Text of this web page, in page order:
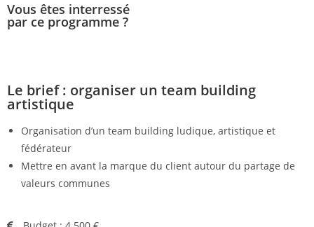
Vous êtes interressé
par ce programme ?
Le brief : organiser un team building
artistique
Organisation d’un team building ludique, artistique et
fédérateur
Mettre en avant la marque du client autour du partage de
valeurs communes